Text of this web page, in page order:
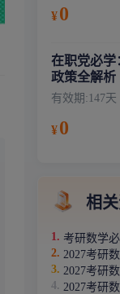
¥0
在职党必学
政策全解析
有效期: 147天
¥0
相
考研数学
2027考研
2027考研
2027考研